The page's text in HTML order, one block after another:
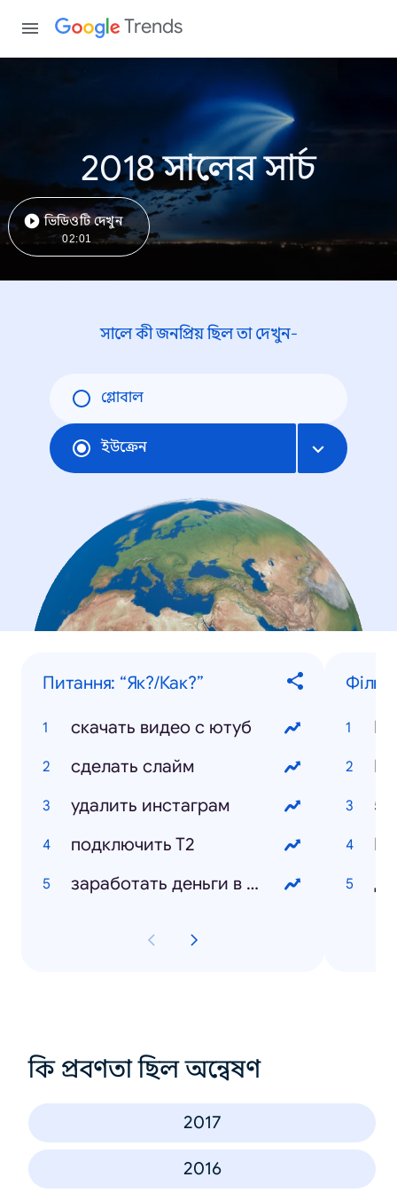
Trends
2018 সালের সার্চ
ভিডিওটি দেখুন
02:01
সালে কী জনপ্রিয় ছিল তা দেখুন-
গ্লোবাল
ইউক্রেন
Питання: “Як?/Как?”
скачать видео с ютуб
сделать слайм
удалить инстаграм
подключить Т2
заработать деньги в интернете
কি প্রবণতা ছিল অন্বেষণ
2017
2016